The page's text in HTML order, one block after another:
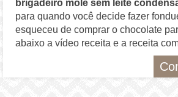
brigadeiro mole sem leite
para quando você decide fazer
esqueceu de comprar o chocolate
abaixo a vídeo receita e a receita